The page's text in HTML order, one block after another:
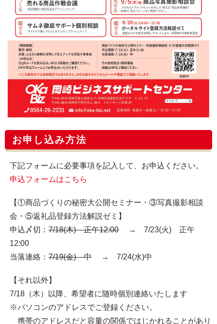
お申し込み方法
下記フォームに必要事項を記入して、お申込ください。
申込フォームはこちら
【①商品づくりの秘密大公開セミナー・③写真撮影相談
会・⑤返礼品登録方法解説ゼミ】
申込〆切： 7/18(木) 正午12:00 → 7/23(火) 正午
12:00
当落連絡： 7/19(金) 中 → 7/24(水)中
【それ以外】
7/18（木）以降、希望者に随時個別連絡いたします
※パソコンのアドレスでご登録ください。
携帯のアドレスだと容量の関係ではじかれることがあり